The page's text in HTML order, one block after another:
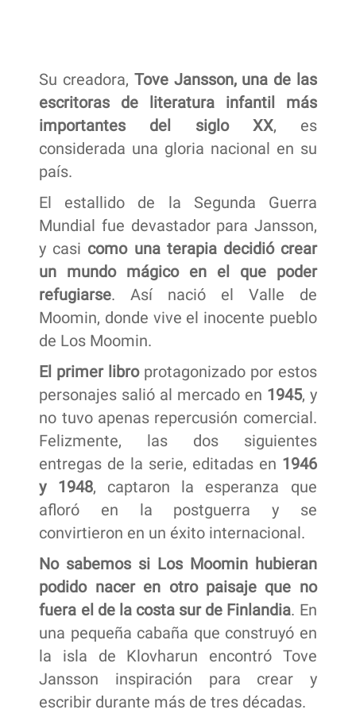
Su creadora, Tove Jansson, una de las
escritoras de literatura infantil más
importantes del siglo XX, es
considerada una gloria nacional en su
país.
El estallido de la Segunda Guerra
Mundial fue devastador para Jansson,
y casi como una terapia decidió crear
un mundo mágico en el que poder
refugiarse. Así nació el Valle de
Moomin, donde vive el inocente pueblo
de Los Moomin.
El primer libroprotagonizado por estos
personajes salió al mercado en 1945, y
no tuvo apenas repercusión comercial.
Felizmente, las dos siguientes
entregas de la serie, editadas en 1946
y 1948, captaron la esperanza que
afloró en la postguerra y se
convirtieron en un éxito internacional.
No sabemos si Los Moomin hubieran
podido nacer en otro paisaje que no
fuera el de la costa sur de Finlandia. En
una pequeña cabaña que construyó en
la isla de Klovharun encontró Tove
Jansson inspiración para crear y
escribir durante más de tres décadas.